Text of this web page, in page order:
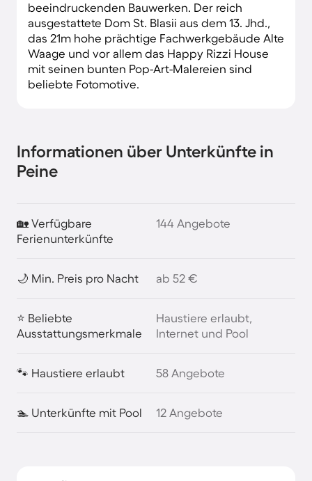
beeindruckenden Bauwerken. Der reich
ausgestattete Dom St. Blasii aus dem 13. Jhd.,
das 21m hohe prächtige Fachwerkgebäude Alte
Waage und vor allem das Happy Rizzi House
mit seinen bunten Pop-Art-Malereien sind
beliebte Fotomotive.
Informationen über Unterkünfte in
Peine
🏡 Verfügbare
Ferienunterkünfte
144 Angebote
🌙 Min. Preis pro Nacht ab 52 €
⭐ Beliebte
Ausstattungsmerkmale
Haustiere erlaubt,
Internet und Pool
🐾 Haustiere erlaubt 58 Angebote
🏊 Unterkünfte mit Pool 12 Angebote